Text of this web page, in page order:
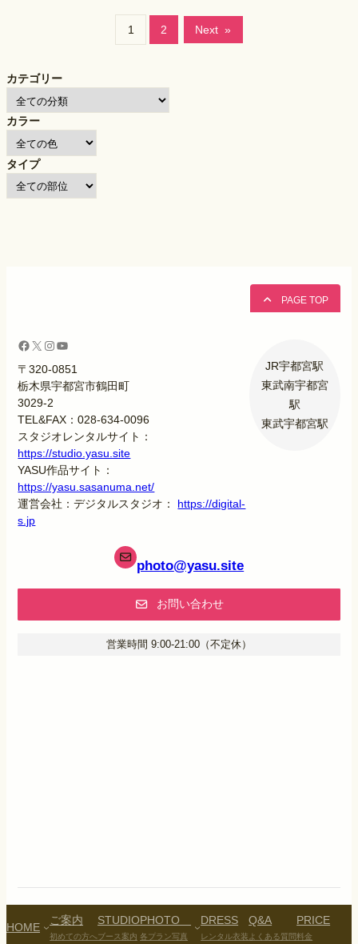
1 2 Next »
カテゴリー
カラー
タイプ
PAGE TOP
Facebook X Instagram YouTube
〒320-0851
栃木県宇都宮市鶴田町
3029-2
TEL&FAX：028-634-0096
スタジオレンタルサイト：
https://studio.yasu.site
YASU作品サイト：
https://yasu.sasanuma.net/
運営会社：デジタルスタジオ： https://digital-
s.jp
JR宇都宮駅
東武南宇都宮
駅
東武宇都宮駅
photo@yasu.site
お問い合わせ
営業時間 9:00-21:00（不定休）
HOME
ご案内
初めての方へ
STUDIO
ブース案内
PHOTO
各プラン写真
DRESS
レンタル衣装
Q&A
よくある質問
PRICE
料金